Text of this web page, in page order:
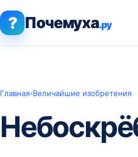
? Почемуха.ру
Главная›Величайшие изобретения